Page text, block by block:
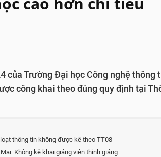
của Trường Đại học Công nghệ thông
công khai theo đúng quy định tại
thông tin không được kê theo TT08
Không kê khai giảng viên thỉnh giảng